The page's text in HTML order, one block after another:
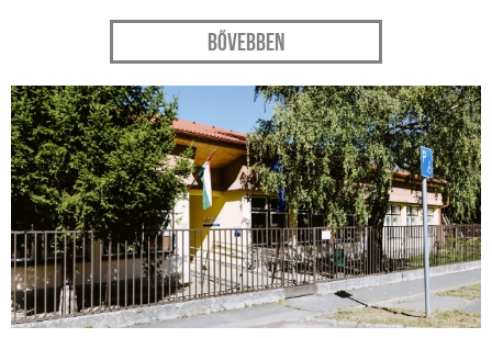
Bővebben